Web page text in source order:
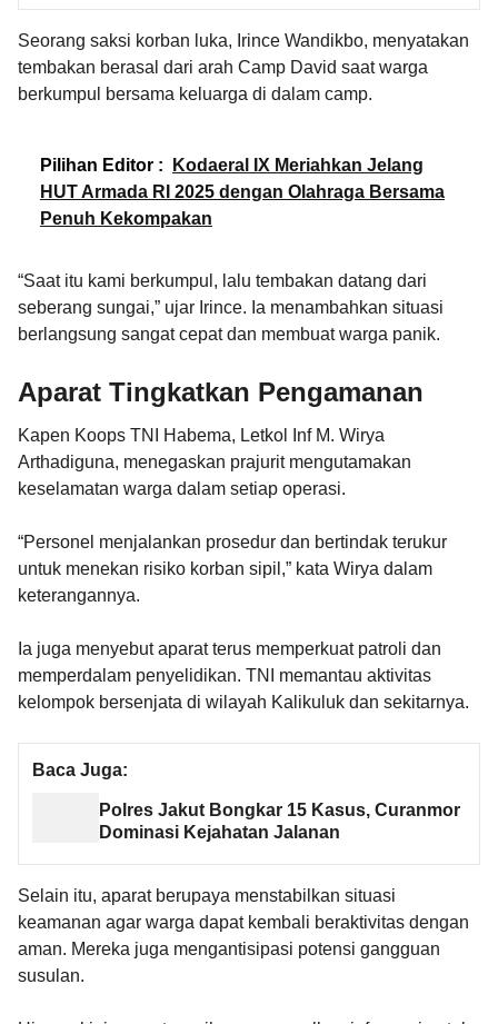
Seorang saksi korban luka, Irince Wandikbo, menyatakan
tembakan berasal dari arah Camp David saat warga
berkumpul bersama keluarga di dalam camp.
Pilihan Editor :
Kodaeral IX Meriahkan Jelang
HUT Armada RI 2025 dengan Olahraga Bersama
Penuh Kekompakan
“Saat itu kami berkumpul, lalu tembakan datang dari
seberang sungai,” ujar Irince. Ia menambahkan situasi
berlangsung sangat cepat dan membuat warga panik.
Aparat Tingkatkan Pengamanan
Kapen Koops TNI Habema, Letkol Inf M. Wirya
Arthadiguna, menegaskan prajurit mengutamakan
keselamatan warga dalam setiap operasi.
“Personel menjalankan prosedur dan bertindak terukur
untuk menekan risiko korban sipil,” kata Wirya dalam
keterangannya.
Ia juga menyebut aparat terus memperkuat patroli dan
memperdalam penyelidikan. TNI memantau aktivitas
kelompok bersenjata di wilayah Kalikuluk dan sekitarnya.
Baca Juga:
Polres Jakut Bongkar 15 Kasus, Curanmor
Dominasi Kejahatan Jalanan
Selain itu, aparat berupaya menstabilkan situasi
keamanan agar warga dapat kembali beraktivitas dengan
aman. Mereka juga mengantisipasi potensi gangguan
susulan.